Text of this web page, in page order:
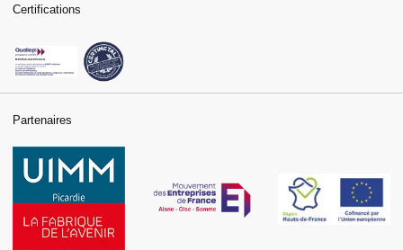
Certifications
Partenaires